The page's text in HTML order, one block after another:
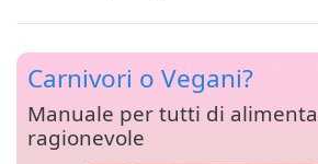
Carnivori o Vegani?
Manuale per tutti di
ragionevole